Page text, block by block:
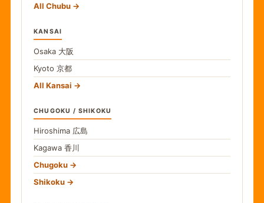
All Chubu
KANSAI
Osaka 大阪
Kyoto 京都
All Kansai
CHUGOKU / SHIKOKU
Hiroshima 広島
Kagawa 香川
Chugoku
Shikoku